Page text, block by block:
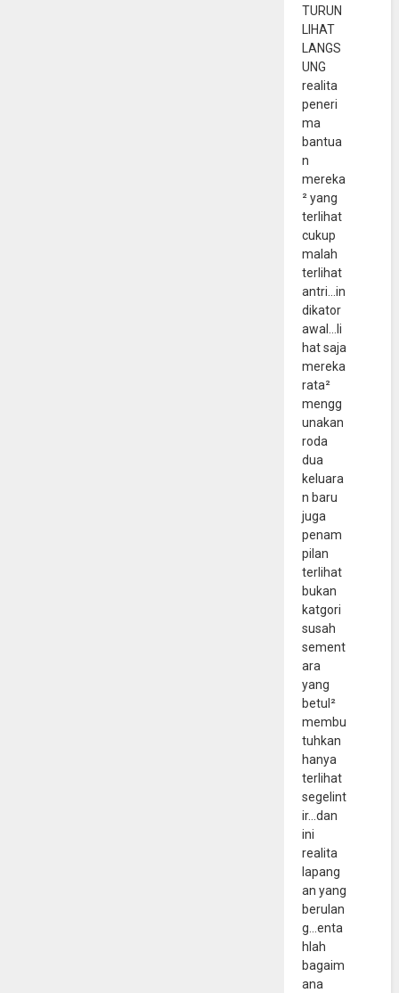
TURUN
LIHAT
LANGS
UNG
realita
peneri
ma
bantua
n
mereka
² yang
terlihat
cukup
malah
terlihat
antri...in
dikator
awal...li
hat saja
mereka
rata²
mengg
unakan
roda
dua
keluara
n baru
juga
penam
pilan
terlihat
bukan
katgori
susah
sement
ara
yang
betul²
membu
tuhkan
hanya
terlihat
segelint
ir...dan
ini
realita
lapang
an yang
berulan
g...enta
hlah
bagaim
ana